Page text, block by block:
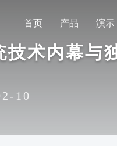
首页 产品 演示
术内幕与
10